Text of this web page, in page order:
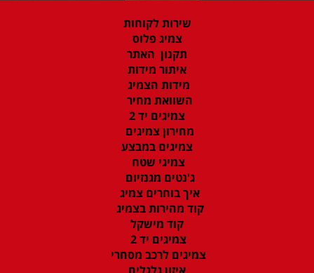
שירות לקוחות
צמיג פלוס
תקנון האתר
איתור מידות
מידות הצמיג
השוואת מחיר
צמיגים יד 2
מחירון צמיגים
צמיגים במבצע
צמיגי שטח
ג'נטים מגנזיום
איך בוחרים צמיג
קוד מהירות בצמיג
קוד מישקל
צמיגים יד 2
צמיגים לרכב מסחרי
איזון גלגלים